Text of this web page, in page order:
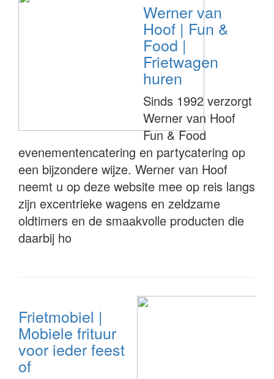
Werner van
Hoof | Fun &
Food |
Frietwagen
huren
Sinds 1992 verzorgt
Werner van Hoof
Fun & Food
evenementencatering en partycatering op
een bijzondere wijze. Werner van Hoof
neemt u op deze website mee op reis langs
zijn excentrieke wagens en zeldzame
oldtimers en de smaakvolle producten die
daarbij ho
Frietmobiel |
Mobiele frituur
voor ieder feest
of